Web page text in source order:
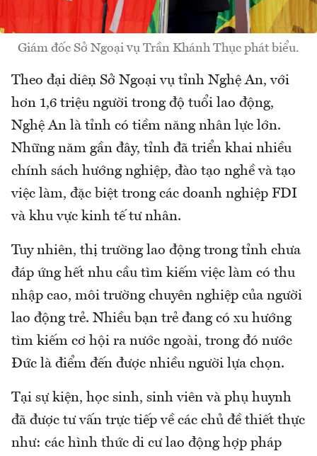
Giám đốc Sở Ngoại vụ Trần Khánh Thục phát biểu.
Theo đại diện Sở Ngoại vụ tỉnh Nghệ An, với
hơn 1,6 triệu người trong độ tuổi lao động,
Nghệ An là tỉnh có tiềm năng nhân lực lớn.
Những năm gần đây, tỉnh đã triển khai nhiều
chính sách hướng nghiệp, đào tạo nghề và tạo
việc làm, đặc biệt trong các doanh nghiệp FDI
và khu vực kinh tế tư nhân.
Tuy nhiên, thị trường lao động trong tỉnh chưa
đáp ứng hết nhu cầu tìm kiếm việc làm có thu
nhập cao, môi trường chuyên nghiệp của người
lao động trẻ. Nhiều bạn trẻ đang có xu hướng
tìm kiếm cơ hội ra nước ngoài, trong đó nước
Đức là điểm đến được nhiều người lựa chọn.
Tại sự kiện, học sinh, sinh viên và phụ huynh
đã được tư vấn trực tiếp về các chủ đề thiết thực
như: các hình thức di cư lao động hợp pháp